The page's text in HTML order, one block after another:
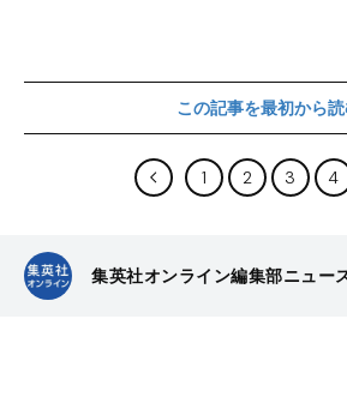
この記事を最初から
1 2 3 4
集英社オンライン編集部ニュー